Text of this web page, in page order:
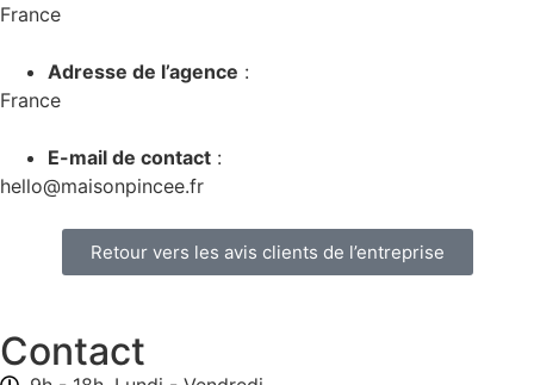
France
Adresse de l’agence :
France
E-mail de contact :
hello@maisonpincee.fr
Retour vers les avis clients de l’entreprise
Contact